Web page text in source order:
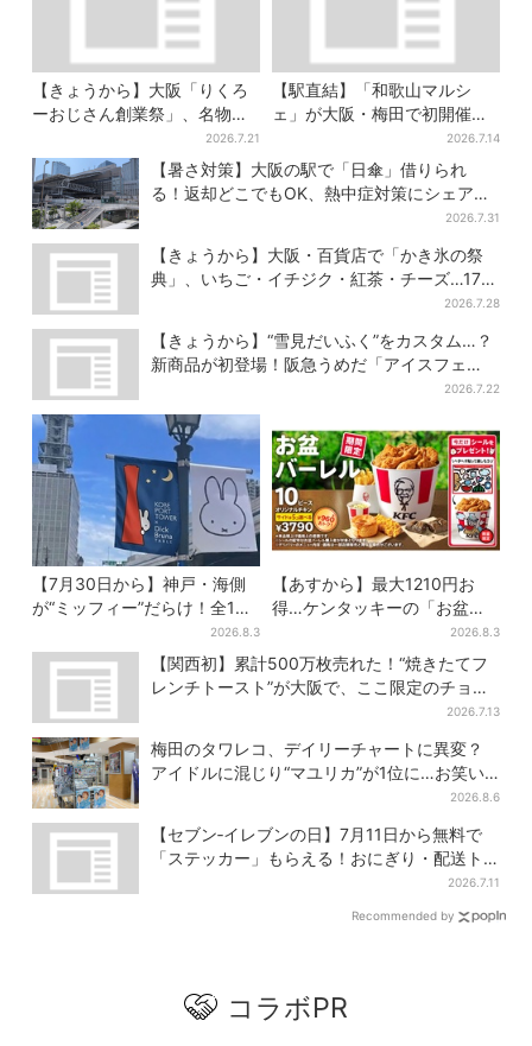
【きょうから】大阪「りくろ
ーおじさん創業祭」、名物
の“和菓子”を梅田で販売 6日
間限定でお得に
2026.7.21
【駅直結】「和歌山マルシ
ェ」が大阪・梅田で初開催！
桃・シャインマスカット・巨
峰がずらり
2026.7.14
【暑さ対策】大阪の駅で「日傘」借りられ
る！返却どこでもOK、熱中症対策にシェアサ
2026.7.31
【きょうから】大阪・百貨店で「かき氷の祭
典」、いちご・イチジク・紅茶・チーズ…17店
2026.7.28
【きょうから】“雪見だいふく”をカスタム…？
新商品が初登場！阪急うめだ「アイスフェ
2026.7.22
【7月30日から】神戸・海側
が“ミッフィー”だらけ！全16
施設でパン、スイーツ、ナイ
トマーケットも
2026.8.3
【あすから】最大1210円お
得…ケンタッキーの「お盆パ
ック」、2週間だけ！数量限定
シール付き
2026.8.3
【関西初】累計500万枚売れた！“焼きたてフ
レンチトースト”が大阪で、ここ限定のチョコ
2026.7.13
梅田のタワレコ、デイリーチャートに異変？
アイドルに混じり“マユリカ”が1位に…お笑い
2026.8.6
【セブン‐イレブンの日】7月11日から無料で
「ステッカー」もらえる！おにぎり・配送ト
2026.7.11
Recommended by
コラボPR